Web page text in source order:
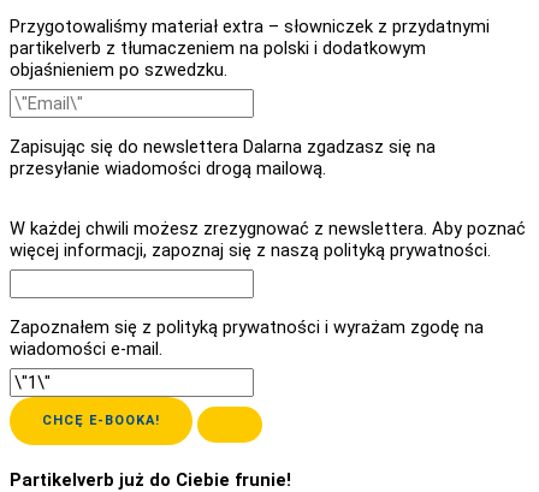
Przygotowaliśmy materiał extra – słowniczek z przydatnymi
partikelverb z tłumaczeniem na polski i dodatkowym
objaśnieniem po szwedzku.
Zapisując się do newslettera Dalarna zgadzasz się na
przesyłanie wiadomości drogą mailową.
W każdej chwili możesz zrezygnować z newslettera. Aby poznać
więcej informacji, zapoznaj się z naszą polityką prywatności.
Zapoznałem się z polityką prywatności i wyrażam zgodę na
wiadomości e-mail.
CHCĘ E-BOOKA!
Partikelverb już do Ciebie frunie!